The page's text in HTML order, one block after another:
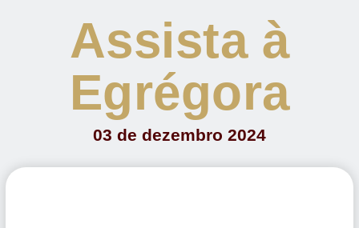
Assista à
Egrégora
03 de dezembro 2024